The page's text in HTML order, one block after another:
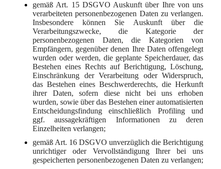
gemäß Art. 15 DSGVO Auskunft über Ihre von uns
verarbeiteten personenbezogenen Daten zu verlangen.
Insbesondere können Sie Auskunft über die
Verarbeitungszwecke, die Kategorie der
personenbezogenen Daten, die Kategorien von
Empfängern, gegenüber denen Ihre Daten offengelegt
wurden oder werden, die geplante Speicherdauer, das
Bestehen eines Rechts auf Berichtigung, Löschung,
Einschränkung der Verarbeitung oder Widerspruch,
das Bestehen eines Beschwerderechts, die Herkunft
ihrer Daten, sofern diese nicht bei uns erhoben
wurden, sowie über das Bestehen einer automatisierten
Entscheidungsfindung einschließlich Profiling und
ggf. aussagekräftigen Informationen zu deren
Einzelheiten verlangen;
gemäß Art. 16 DSGVO unverzüglich die Berichtigung
unrichtiger oder Vervollständigung Ihrer bei uns
gespeicherten personenbezogenen Daten zu verlangen;